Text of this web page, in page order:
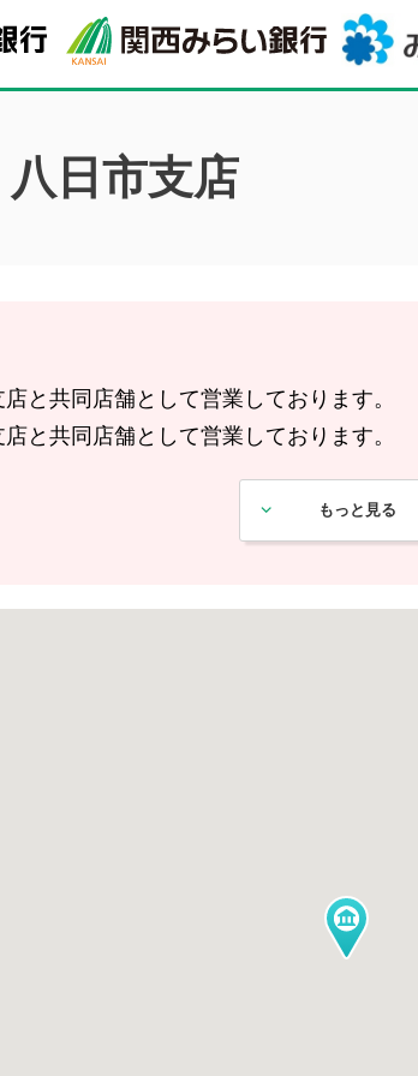
日市支店
と共同店舗として営業しております。
と共同店舗として営業しております。
支店と共同店舗として営業しております。
もっと見る